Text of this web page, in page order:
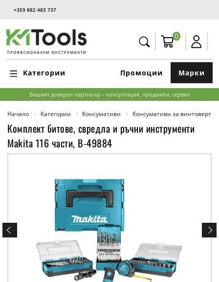
+359 882 483 737
0
Категории Марки
Промоции
Вашият доверен партньор – консултация, продажби, сервиз
Начало Категории Консумативи Консумативи за
Комплект битове, свредла и ръчни инструменти
Makita 116 части, B-49884